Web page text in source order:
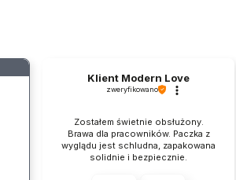
Klient Modern Love
zweryfikowano
Zostałem świetnie obsłużony.
Brawa dla pracowników. Paczka z
wyglądu jest schludna, zapakowana
solidnie i bezpiecznie.